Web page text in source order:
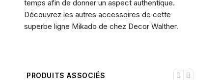
temps afin de donner un aspect authentique.
Découvrez les autres accessoires de cette
superbe ligne Mikado de chez Decor Walther.
PRODUITS ASSOCIÉS